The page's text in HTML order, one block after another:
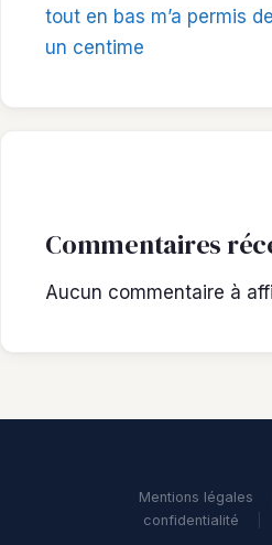
tout en bas m’a permis
un centime
Commentaires
Aucun commentaire à
Mentions légales
confidentialité